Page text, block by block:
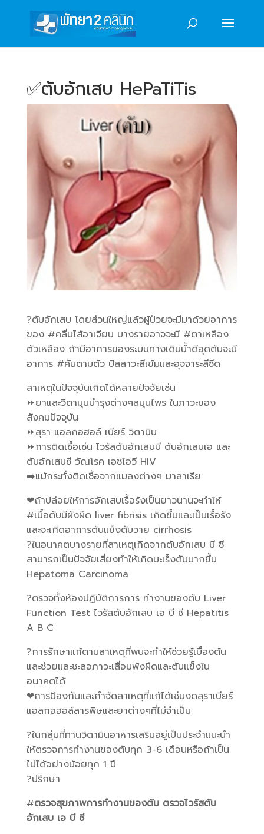
✅️ตับอักเสบ HePaTiTis
?ตับอักเสบ โดยส่วนใหญ่แล้วผู้ป่วยจะมีมาด้วยอาการ
ของ #คลื่นไส้อาเจียน บางรายอาจจะมี #ตาเหลือง
ตัวเหลือง ถ้ามีอาการของระบบทางเดินน้ำดีอุดตันจะมี
อาการ #คันตามตัว ปัสสาวะสีเข้มและอุจจาระสีซีด
สาเหตุในปัจจุบันเกิดได้หลายปัจจัยเช่น
⏩ยาและวิตามุนบำรุงต่างๆสมุนไพร ในภาวะของ
สังคมปัจจุบัน
⏩สุรา แอลกอฮอล์ เบียร์ วิตามิน
⏩การติดเชื้อเช่น ไวรัสตับอักเสบบี ตับอักเสบเอ และ
ตับอักเสบซี วัณโรค เอชไอวี HIV
➡️แม้กระทั่งติดเชื้อจากแมลงต่างๆ มาลาเรีย
❤ถ้าปล่อยให้การอักเสบเรื้อรังเป็นยาวนานจะทำให้
#เนื้อตับมีผังผืด liver fibrisis เกิดขึ้นและเป็นเรื้อรัง
และจะเกิดอาการตับแข็งตับวาย cirrhosis
?ในอนาคตบางรายที่สาเหตุเกิดจากตับอักเสบ บี ซี
สามารถเป็นปัจจัยเสี่ยงทำให้เกิดมะเร็งตับมากขึ้น
Hepatoma Carcinoma
?ตรวจทั้งห้องปฏิบัติการการ ทำงานของตับ Liver
Function Test ไวรัสตับอักเสบ เอ บี ซี Hepatitis
A B C
?การรักษาแก้ตามสาเหตุที่พบจะทำให้ช่วยรู้เบื้องต้น
และช่วยและชะลอภาวะเสื่อมพังผืดและตับแข็งใน
อนาคตได้
❤การป้องกันและกำจัดสาเหตุที่แก้ได้เช่นงดสุราเบียร์
แอลกอฮอล์สารพิษและยาต่างๆที่ไม่จำเป็น
?ในกลุ่มที่ทานวิตามินอาหารเสริมอยู่เป็นประจำแนะนำ
ให้ตรวจการทำงานของตับทุก 3-6 เดือนหรือถ้าเป็น
ไปได้อย่างน้อยทุก 1 ปี
?ปรึกษา
#ตรวจสุขภาพการทำงานของตับ ตรวจไวรัสตับ
อักเสบ เอ บี ซี